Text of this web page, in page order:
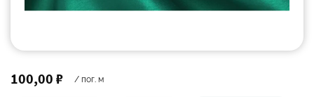
100,00 ₽ / пог. м